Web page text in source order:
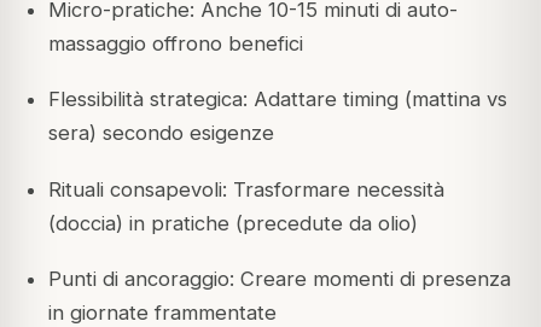
Micro-pratiche: Anche 10-15 minuti di auto-
massaggio offrono benefici
Flessibilità strategica: Adattare timing (mattina vs
sera) secondo esigenze
Rituali consapevoli: Trasformare necessità
(doccia) in pratiche (precedute da olio)
Punti di ancoraggio: Creare momenti di presenza
in giornate frammentate